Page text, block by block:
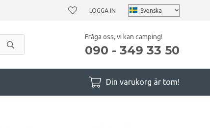
LOGGA IN
Fråga oss, vi kan camping!
090 - 349 33 50
Din varukorg är tom!